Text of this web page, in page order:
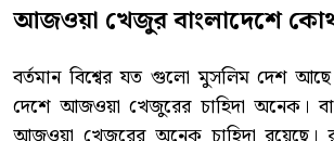
আজওয়া খেজুর বাংলাদেশে
বর্তমান বিশ্বের যত গুলো মুসলিম দেশ
দেশে আজওয়া খেজুরের চাহিদা অনেক।